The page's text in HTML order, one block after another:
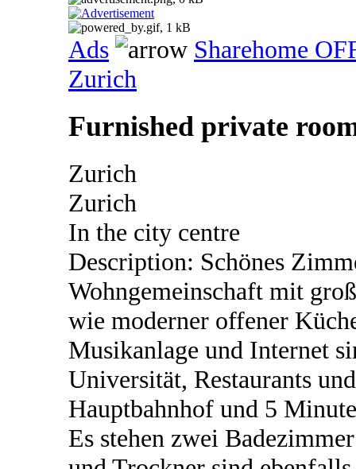
Ads
Sharehome
Zurich
Furnished private
Zurich
Zurich
In the city centre
Description: Schönes
Wohngemeinschaft mit
wie moderner offener
Musikanlage und Internet
Universität, Restaurants
Hauptbahnhof und 5
Es stehen zwei